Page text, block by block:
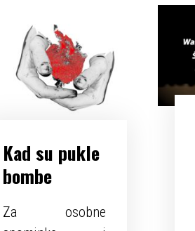
Kad su pukle
bombe
Za osobne